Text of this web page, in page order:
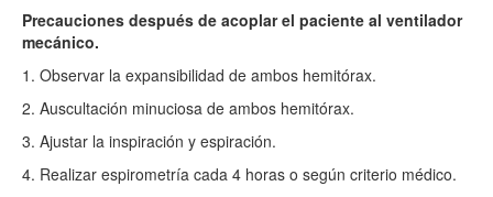
Precauciones después de acoplar el paciente al ventilador
mecánico.
1. Observar la expansibilidad de ambos hemitórax.
2. Auscultación minuciosa de ambos hemitórax.
3. Ajustar la inspiración y espiración.
4. Realizar espirometría cada 4 horas o según criterio médico.